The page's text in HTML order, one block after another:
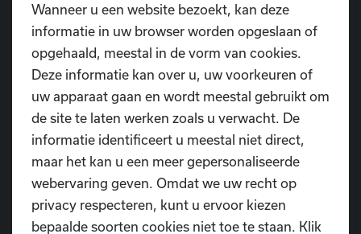
4. 👯Sociale vaardigheden en
verbondenheid
Dansles is een groepsactiviteit, en dat maakt het extra
waardevol. Je kind leert:
Rekening houden met anderen in beweging en
ruimte
Wanneer u een website bezoekt, kan deze
informatie in uw browser worden opgeslaan of
opgehaald, meestal in de vorm van cookies.
Deze informatie kan over u, uw voorkeuren of
uw apparaat gaan en wordt meestal gebruikt om
de site te laten werken zoals u verwacht. De
informatie identificeert u meestal niet direct,
maar het kan u een meer gepersonaliseerde
webervaring geven. Omdat we uw recht op
privacy respecteren, kunt u ervoor kiezen
bepaalde soorten cookies niet toe te staan. Klik